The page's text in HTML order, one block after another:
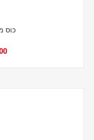
כוס מדידה